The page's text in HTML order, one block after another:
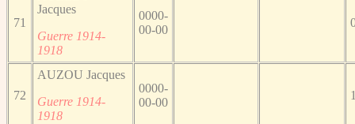
71
Jacques
Guerre 1914-
1918
0000-
00-00
72
AUZOU Jacques
Guerre 1914-
1918
0000-
00-00